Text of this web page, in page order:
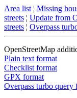
Area list ¦ Missing
streets ¦ Update from
streets ¦ Overpass
OpenStreetMap
Plain text format
Checklist format
GPX format
Overpass turbo query